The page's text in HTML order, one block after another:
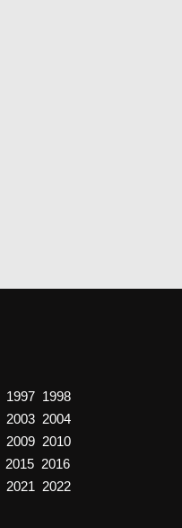
1997 1998
2003 2004
2009 2010
2015 2016
2021 2022